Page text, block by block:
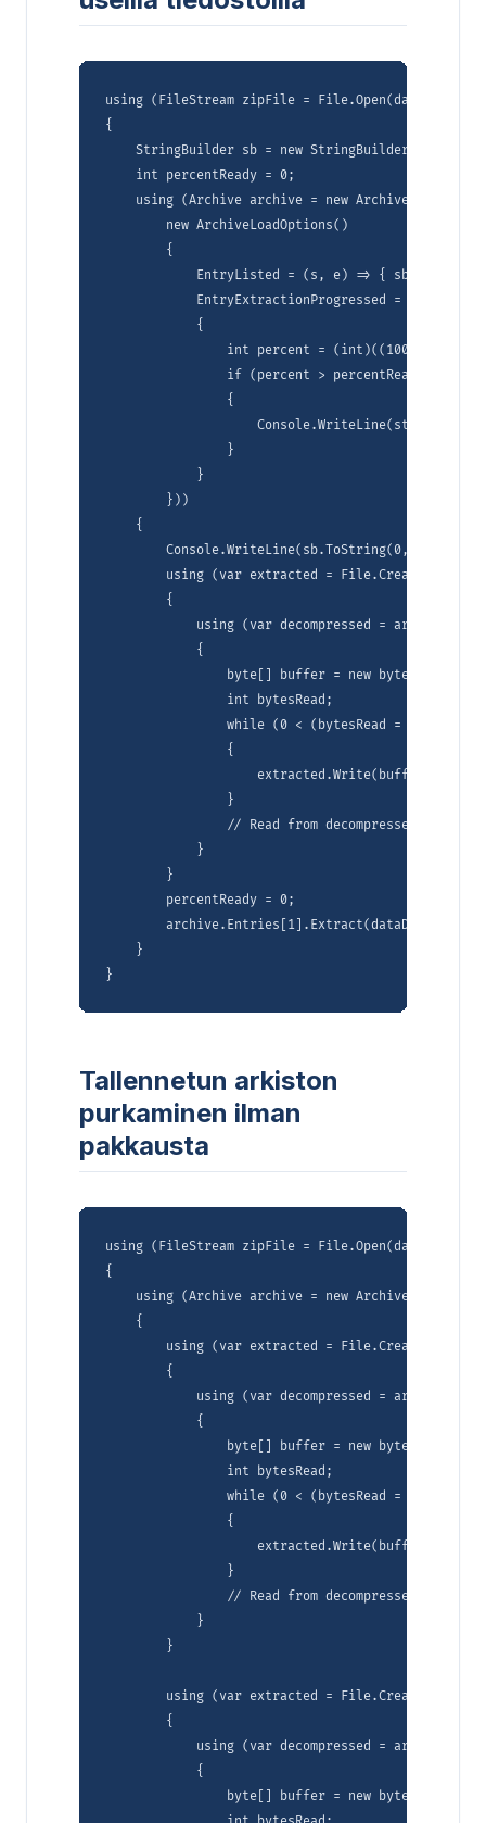
using (FileStream zipFile = File.Open(dataDir +
{
StringBuilder sb = new StringBuilder("Entries
    int percentReady = 0;
    using (Archive archive = new Archive(zipFile,
        new ArchiveLoadOptions()
        {
EntryListed = (s, e) => {
            EntryExtractionProgressed = (s, e) =>
            {
int percent = (int)((100 *
                if (percent > percentReady)
                {
                }
            }
        }))
    {
Console.WriteLine(sb.ToString(0,
using (var extracted =
        {
using (var decompressed =
            {
                byte[] buffer = new byte[8192];
                int bytesRead;
while (0 < (bytesRead =
                {
extracted.Write(buffer, 0,
                }
// Read from decompressed stream
            }
        }
        percentReady = 0;
archive.Entries[1].Extract(dataDir +
    }
Tallennetun arkiston
purkaminen ilman
pakkausta
using (FileStream zipFile = File.Open(dataDir +
{
    using (Archive archive = new Archive(zipFile))
    {
using (var extracted =
        {
using (var decompressed =
            {
                byte[] buffer = new byte[8192];
                int bytesRead;
while (0 < (bytesRead =
                {
extracted.Write(buffer, 0,
                }
// Read from decompressed stream
            }
        }
using (var extracted =
        {
using (var decompressed =
            {
                byte[] buffer = new byte[8192];